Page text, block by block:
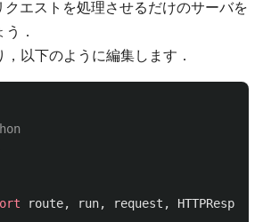
エストを処理させるだけのサーバを
．
，以下のように編集します．
route, run, request , HTTPResponse